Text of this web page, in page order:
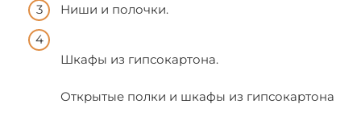
Ниши и полочки.
Шкафы из гипсокартона.
Открытые полки и шкафы из гипсокартона